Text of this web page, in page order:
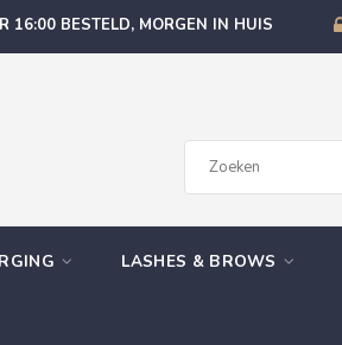
16:00 BESTELD, MORGEN IN HUIS
LASHES & BROWS